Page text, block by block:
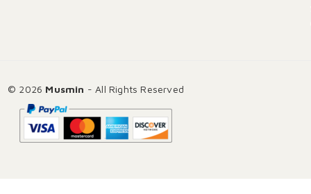
© 2026 Musmin - All Rights Reserved